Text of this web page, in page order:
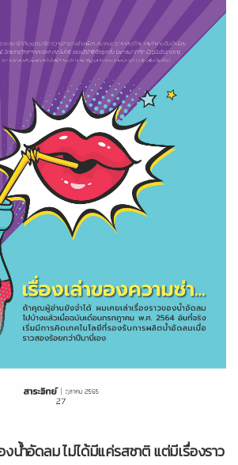
งน้ำอัดลม ไม่ได้มีแค่รสชาติ แต่มีเรื่องราว